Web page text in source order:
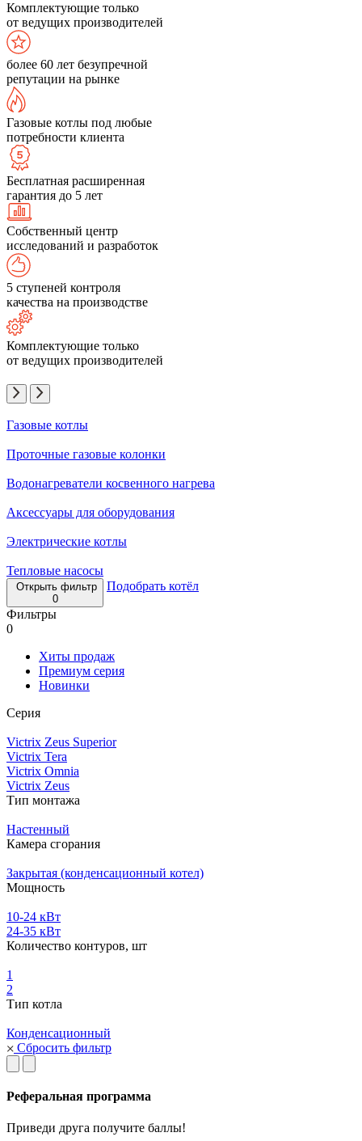
Комплектующие только
от ведущих производителей
более 60 лет безупречной
репутации на рынке
Газовые котлы под любые
потребности клиента
Бесплатная расширенная
гарантия до 5 лет
Собственный центр
исследований и разработок
5 ступеней контроля
качества на производстве
Комплектующие только
от ведущих производителей
Газовые котлы
Проточные газовые колонки
Водонагреватели косвенного нагрева
Аксессуары для оборудования
Электрические котлы
Тепловые насосы
Открыть фильтр
0
Подобрать котёл
Фильтры
0
Хиты продаж
Премиум серия
Новинки
Серия
Victrix Zeus Superior
Victrix Tera
Victrix Omnia
Victrix Zeus
Тип монтажа
Настенный
Камера сгорания
Закрытая (конденсационный котел)
Мощность
10-24 кВт
24-35 кВт
Количество контуров, шт
1
2
Тип котла
Конденсационный
Сбросить фильтр
Реферальная программа
Приведи друга получите баллы!